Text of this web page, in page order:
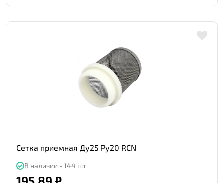
Сетка приемная Ду25 Ру20 RCN
В наличии - 144 шт